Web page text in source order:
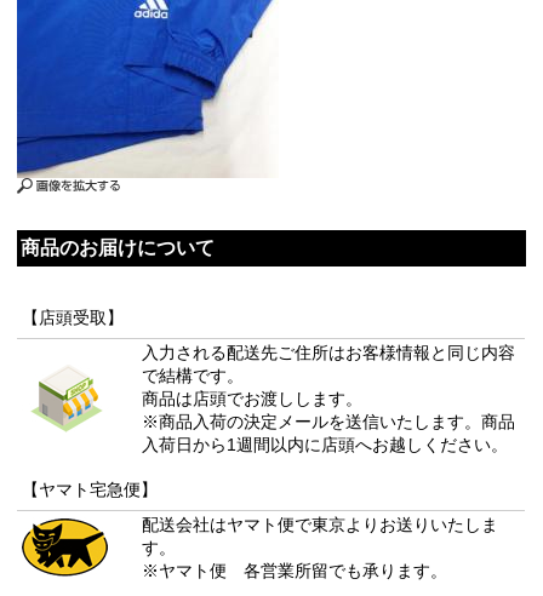
商品のお届けについて
【店頭受取】
入力される配送先ご住所はお客様情報と同じ内容
で結構です。
商品は店頭でお渡しします。
※商品入荷の決定メールを送信いたします。商品
入荷日から1週間以内に店頭へお越しください。
【ヤマト宅急便】
配送会社はヤマト便で東京よりお送りいたしま
す。
※ヤマト便 各営業所留でも承ります。